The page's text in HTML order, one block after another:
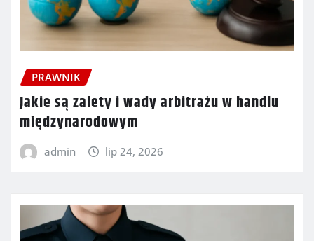
PRAWNIK
Jakie są zalety i wady arbitrażu w handlu
międzynarodowym
admin lip 24, 2026